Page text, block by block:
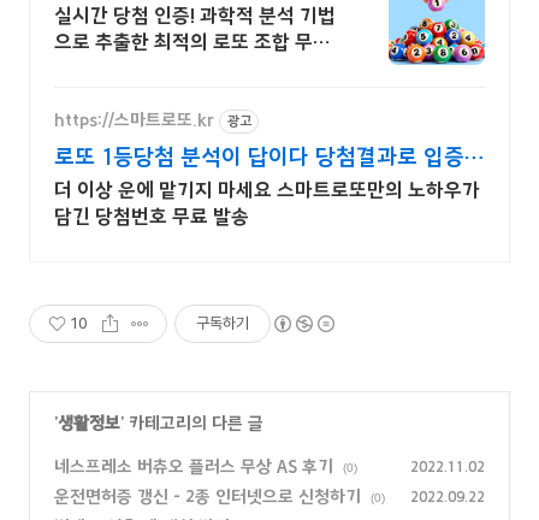
입증한 분석기술!
실시간 당첨 인증! 과학적 분석 기법
으로 추출한 최적의 로또 조합 무료
https://스마트로또.kr 광고
로또 1등당첨 분석이 답이다 당첨결과로 입증한
분석기술!
더 이상 운에 맡기지 마세요 스마트로또만의 노하우가
담긴 당첨번호 무료 발송
10 구독하기
'생활정보' 카테고리의 다른 글
네스프레소 버츄오 플러스 무상 AS 후기 (0) 2022.11.02
운전면허증 갱신 - 2종 인터넷으로 신청하기 (0) 2022.09.22